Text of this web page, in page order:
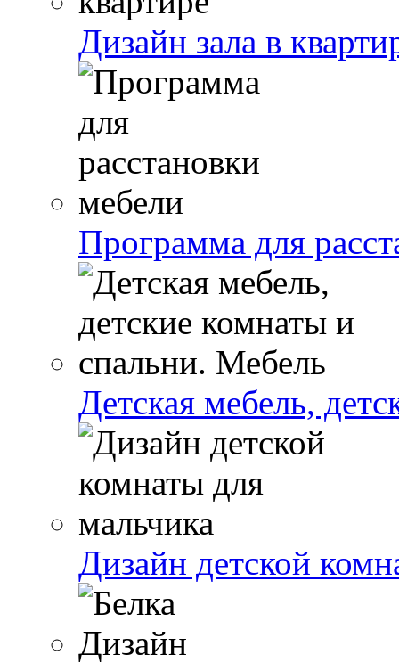
Дизайн зала в
Программа для
Детская мебель,
Дизайн детской